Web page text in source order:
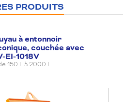
Avec levier
Avec levier
Avec levier
Avec levier
Avec levier
PRODUITS
à entonnoir
couchée avec
EI-1018V
150 L à 2000 L